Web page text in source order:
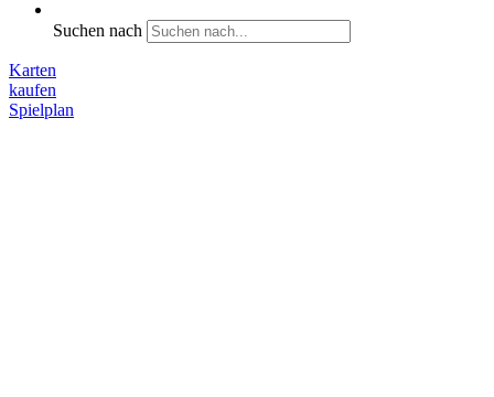
Suchen nach
Karten
kaufen
Spielplan